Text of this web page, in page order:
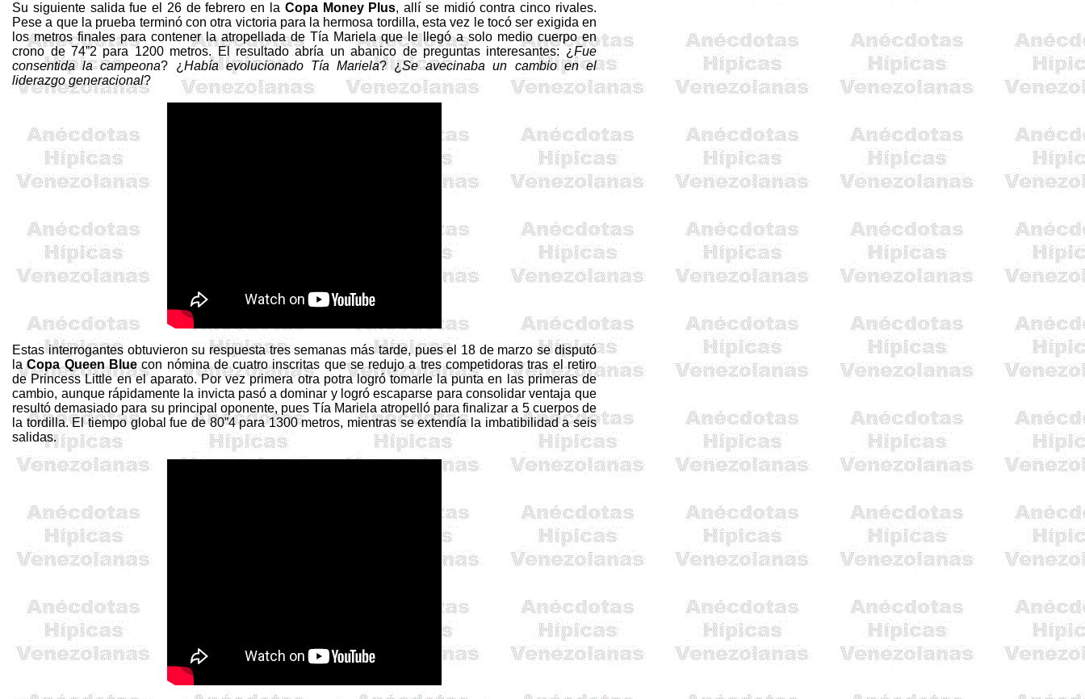
Su siguiente salida fue el 26 de febrero en laCopa Money Plus, allí se midió contra cinco rivales.
Pese a que la prueba terminó con otra victoria para la hermosa tordilla, esta vez le tocó ser exigida en
los metros finales para contener la atropellada de Tía Mariela que le llegó a solo medio cuerpo en
crono de 74”2 para 1200 metros. El resultado abría un abanico de preguntas interesantes: ¿Fue
consentida la campeona? ¿ Había evolucionado Tía Mariela? ¿Se avecinaba un cambio en el
liderazgo generacional?
Estas interrogantes obtuvieron su respuesta tres semanas más tarde, pues el 18 de marzo se disputó
laCopa Queen Bluecon nómina de cuatro inscritas que se redujo a tres competidoras tras el retiro
de PrincessLittle en el aparato. Por vez primera otra potra logró tomarle la punta en las primeras de
cambio, aunque rápidamente la invicta pasó a dominar y logró escaparse para consolidar ventaja que
resultó demasiado para su principal oponente, pues Tía Mariela atropelló para finalizar a 5 cuerpos de
la tordilla. El tiempo global fue de 80”4 para 1300 metros, mientras se extendía la imbatibilidad a seis
salidas.